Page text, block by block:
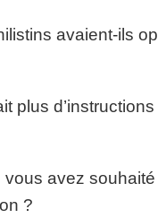
avaient-ils
plus
avez
?